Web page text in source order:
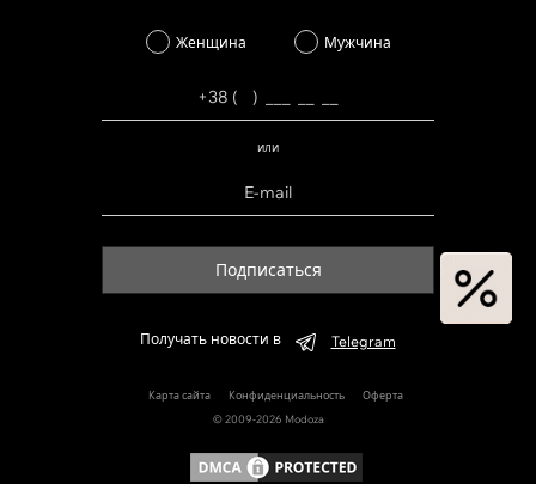
Женщина Мужчина
или
Подписаться
Получать новости в Telegram
Карта сайта Конфиденциальность
Оферта
© 2009-2026 Modoza